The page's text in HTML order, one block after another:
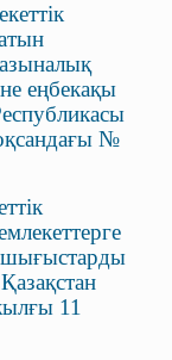
еңбекақы
№
шығыстарды
11